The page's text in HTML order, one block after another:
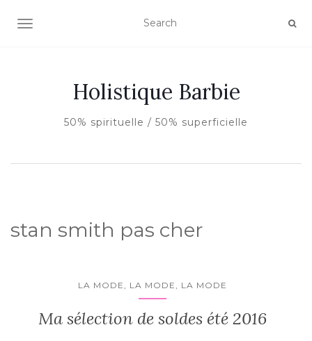
AFFICHER/MASQUER LA NAVIGATION
Holistique Barbie
50% spirituelle / 50% superficielle
stan smith pas cher
LA MODE, LA MODE, LA MODE
Ma sélection de soldes été 2016